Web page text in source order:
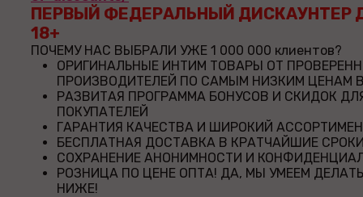
ПЕРВЫЙ ФЕДЕРАЛЬНЫЙ ДИСКАУНТЕР
18+
ПОЧЕМУ НАС ВЫБРАЛИ УЖЕ 1 000 000 клиентов?
ОРИГИНАЛЬНЫЕ ИНТИМ ТОВАРЫ ОТ
ПРОИЗВОДИТЕЛЕЙ ПО САМЫМ НИЗКИМ ЦЕНАМ
РАЗВИТАЯ ПРОГРАММА БОНУСОВ И СКИДОК
ПОКУПАТЕЛЕЙ
ГАРАНТИЯ КАЧЕСТВА И ШИРОКИЙ
БЕСПЛАТНАЯ ДОСТАВКА В КРАТЧАЙШИЕ
СОХРАНЕНИЕ АНОНИМНОСТИ И
РОЗНИЦА ПО ЦЕНЕ ОПТА! ДА, МЫ УМЕЕМ
НИЖЕ!